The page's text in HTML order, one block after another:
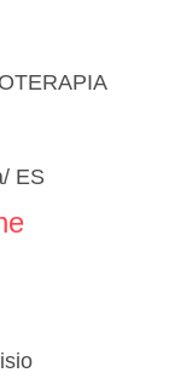
ES